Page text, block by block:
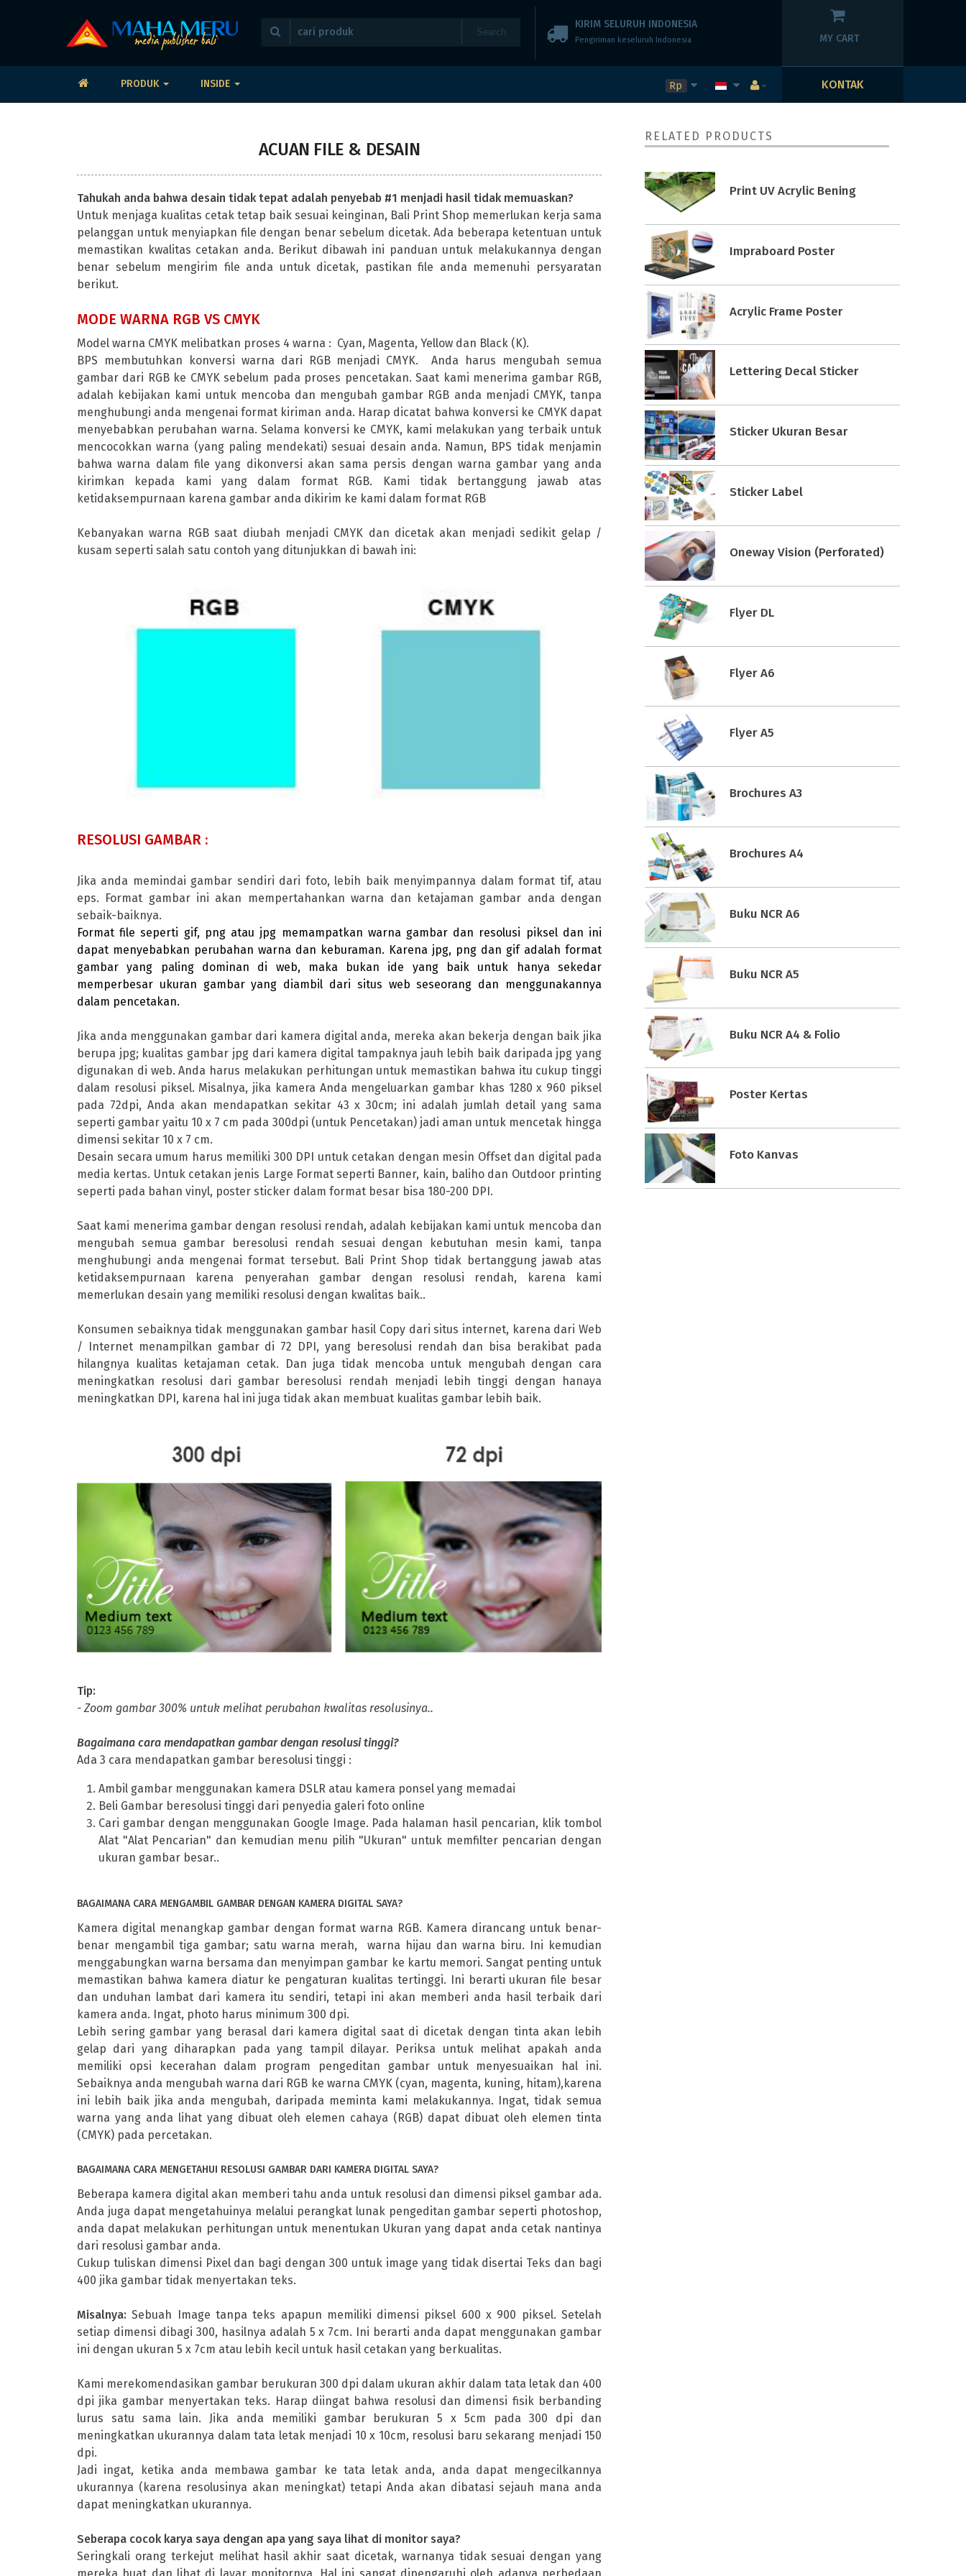
Search
KIRIM SELURUH INDONESIA
Pengiriman keseluruh Indonesia MY CART
PRODUK INSIDE KONTAK
Rp
ACUAN FILE & DESAIN
Tahukah anda bahwa desain tidak tepat adalah penyebab #1 menjadi hasil tidak memuaskan?
Untuk menjaga kualitas cetak tetap baik sesuai keinginan, Bali Print Shop memerlukan kerja sama
pelanggan untuk menyiapkan file dengan benar sebelum dicetak. Ada beberapa ketentuan untuk
memastikan kwalitas cetakan anda. Berikut dibawah ini panduan untuk melakukannya dengan
benar sebelum mengirim file anda untuk dicetak, pastikan file anda memenuhi persyaratan
berikut.
MODE WARNA RGB VS CMYK
Model warna CMYK melibatkan proses 4 warna : Cyan, Magenta, Yellow dan Black (K).
BPS membutuhkan konversi warna dari RGB menjadi CMYK. Anda harus mengubah semua
gambar dari RGB ke CMYK sebelum pada proses pencetakan. Saat kami menerima gambar RGB,
adalah kebijakan kami untuk mencoba dan mengubah gambar RGB anda menjadi CMYK, tanpa
menghubungi anda mengenai format kiriman anda. Harap dicatat bahwa konversi ke CMYK dapat
menyebabkan perubahan warna. Selama konversi ke CMYK, kami melakukan yang terbaik untuk
mencocokkan warna (yang paling mendekati) sesuai desain anda. Namun, BPS tidak menjamin
bahwa warna dalam file yang dikonversi akan sama persis dengan warna gambar yang anda
kirimkan kepada kami yang dalam format RGB. Kami tidak bertanggung jawab atas
ketidaksempurnaan karena gambar anda dikirim ke kami dalam format RGB
Kebanyakan warna RGB saat diubah menjadi CMYK dan dicetak akan menjadi sedikit gelap /
kusam seperti salah satu contoh yang ditunjukkan di bawah ini:
RESOLUSI GAMBAR :
Jika anda memindai gambar sendiri dari foto, lebih baik menyimpannya dalam format tif, atau
eps. Format gambar ini akan mempertahankan warna dan ketajaman gambar anda dengan
sebaik-baiknya.
Format file seperti gif, png atau jpg memampatkan warna gambar dan resolusi piksel dan ini
dapat menyebabkan perubahan warna dan keburaman. Karena jpg, png dan gif adalah format
gambar yang paling dominan di web, maka bukan ide yang baik untuk hanya sekedar
memperbesar ukuran gambar yang diambil dari situs web seseorang dan menggunakannya
dalam pencetakan.
Jika anda menggunakan gambar dari kamera digital anda, mereka akan bekerja dengan baik jika
berupa jpg; kualitas gambar jpg dari kamera digital tampaknya jauh lebih baik daripada jpg yang
digunakan di web. Anda harus melakukan perhitungan untuk memastikan bahwa itu cukup tinggi
dalam resolusi piksel. Misalnya, jika kamera Anda mengeluarkan gambar khas 1280 x 960 piksel
pada 72dpi, Anda akan mendapatkan sekitar 43 x 30cm; ini adalah jumlah detail yang sama
seperti gambar yaitu 10 x 7 cm pada 300dpi (untuk Pencetakan) jadi aman untuk mencetak hingga
dimensi sekitar 10 x 7 cm.
Desain secara umum harus memiliki 300 DPI untuk cetakan dengan mesin Offset dan digital pada
media kertas. Untuk cetakan jenis Large Format seperti Banner, kain, baliho dan Outdoor printing
seperti pada bahan vinyl, poster sticker dalam format besar bisa 180-200 DPI.
Saat kami menerima gambar dengan resolusi rendah, adalah kebijakan kami untuk mencoba dan
mengubah semua gambar beresolusi rendah sesuai dengan kebutuhan mesin kami, tanpa
menghubungi anda mengenai format tersebut. Bali Print Shop tidak bertanggung jawab atas
ketidaksempurnaan karena penyerahan gambar dengan resolusi rendah, karena kami
memerlukan desain yang memiliki resolusi dengan kwalitas baik..
Konsumen sebaiknya tidak menggunakan gambar hasil Copy dari situs internet, karena dari Web
/ Internet menampilkan gambar di 72 DPI, yang beresolusi rendah dan bisa berakibat pada
hilangnya kualitas ketajaman cetak. Dan juga tidak mencoba untuk mengubah dengan cara
meningkatkan resolusi dari gambar beresolusi rendah menjadi lebih tinggi dengan hanaya
meningkatkan DPI, karena hal ini juga tidak akan membuat kualitas gambar lebih baik.
Tip:
- Zoom gambar 300% untuk melihat perubahan kwalitas resolusinya..
Bagaimana cara mendapatkan gambar dengan resolusi tinggi?
Ada 3 cara mendapatkan gambar beresolusi tinggi :
Ambil gambar menggunakan kamera DSLR atau kamera ponsel yang memadai
Beli Gambar beresolusi tinggi dari penyedia galeri foto online
Cari gambar dengan menggunakan Google Image. Pada halaman hasil pencarian, klik tombol
Alat "Alat Pencarian" dan kemudian menu pilih "Ukuran" untuk memfilter pencarian dengan
ukuran gambar besar..
BAGAIMANA CARA MENGAMBIL GAMBAR DENGAN KAMERA DIGITAL SAYA?
Kamera digital menangkap gambar dengan format warna RGB. Kamera dirancang untuk benar-
benar mengambil tiga gambar; satu warna merah, warna hijau dan warna biru. Ini kemudian
menggabungkan warna bersama dan menyimpan gambar ke kartu memori. Sangat penting untuk
memastikan bahwa kamera diatur ke pengaturan kualitas tertinggi. Ini berarti ukuran file besar
dan unduhan lambat dari kamera itu sendiri, tetapi ini akan memberi anda hasil terbaik dari
kamera anda. Ingat, photo harus minimum 300 dpi.
Lebih sering gambar yang berasal dari kamera digital saat di dicetak dengan tinta akan lebih
gelap dari yang diharapkan pada yang tampil dilayar. Periksa untuk melihat apakah anda
memiliki opsi kecerahan dalam program pengeditan gambar untuk menyesuaikan hal ini.
Sebaiknya anda mengubah warna dari RGB ke warna CMYK (cyan, magenta, kuning, hitam),karena
ini lebih baik jika anda mengubah, daripada meminta kami melakukannya. Ingat, tidak semua
warna yang anda lihat yang dibuat oleh elemen cahaya (RGB) dapat dibuat oleh elemen tinta
(CMYK) pada percetakan.
BAGAIMANA CARA MENGETAHUI RESOLUSI GAMBAR DARI KAMERA DIGITAL SAYA?
Beberapa kamera digital akan memberi tahu anda untuk resolusi dan dimensi piksel gambar ada.
Anda juga dapat mengetahuinya melalui perangkat lunak pengeditan gambar seperti photoshop,
anda dapat melakukan perhitungan untuk menentukan Ukuran yang dapat anda cetak nantinya
dari resolusi gambar anda.
Cukup tuliskan dimensi Pixel dan bagi dengan 300 untuk image yang tidak disertai Teks dan bagi
400 jika gambar tidak menyertakan teks.
Misalnya: Sebuah Image tanpa teks apapun memiliki dimensi piksel 600 x 900 piksel. Setelah
setiap dimensi dibagi 300, hasilnya adalah 5 x 7cm. Ini berarti anda dapat menggunakan gambar
ini dengan ukuran 5 x 7cm atau lebih kecil untuk hasil cetakan yang berkualitas.
Kami merekomendasikan gambar berukuran 300 dpi dalam ukuran akhir dalam tata letak dan 400
dpi jika gambar menyertakan teks. Harap diingat bahwa resolusi dan dimensi fisik berbanding
lurus satu sama lain. Jika anda memiliki gambar berukuran 5 x 5cm pada 300 dpi dan
meningkatkan ukurannya dalam tata letak menjadi 10 x 10cm, resolusi baru sekarang menjadi 150
dpi.
Jadi ingat, ketika anda membawa gambar ke tata letak anda, anda dapat mengecilkannya
ukurannya (karena resolusinya akan meningkat) tetapi Anda akan dibatasi sejauh mana anda
dapat meningkatkan ukurannya.
Seberapa cocok karya saya dengan apa yang saya lihat di monitor saya?
Seringkali orang terkejut melihat hasil akhir saat dicetak, warnanya tidak sesuai dengan yang
RELATED PRODUCTS
Print UV Acrylic Bening
Impraboard Poster
Acrylic Frame Poster
Lettering Decal Sticker
Sticker Ukuran Besar
Sticker Label
Oneway Vision (Perforated)
Flyer DL
Flyer A6
Flyer A5
Brochures A3
Brochures A4
Buku NCR A6
Buku NCR A5
Buku NCR A4 & Folio
Poster Kertas
Foto Kanvas